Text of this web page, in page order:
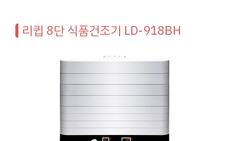
리큅 8단 식품건조기 LD-918BH